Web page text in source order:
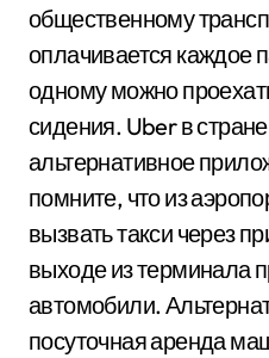
общественному
оплачивается каждое
одному можно
сидения. Uber в
альтернативное
помните, что из
вызвать такси через
выходе из терминала
автомобили.
посуточная аренда